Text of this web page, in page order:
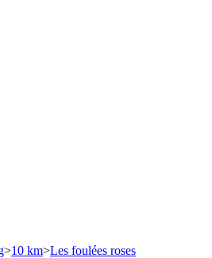
>10 km>Les foulées roses